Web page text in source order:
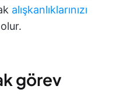
alışkanlıklarınızı
görev